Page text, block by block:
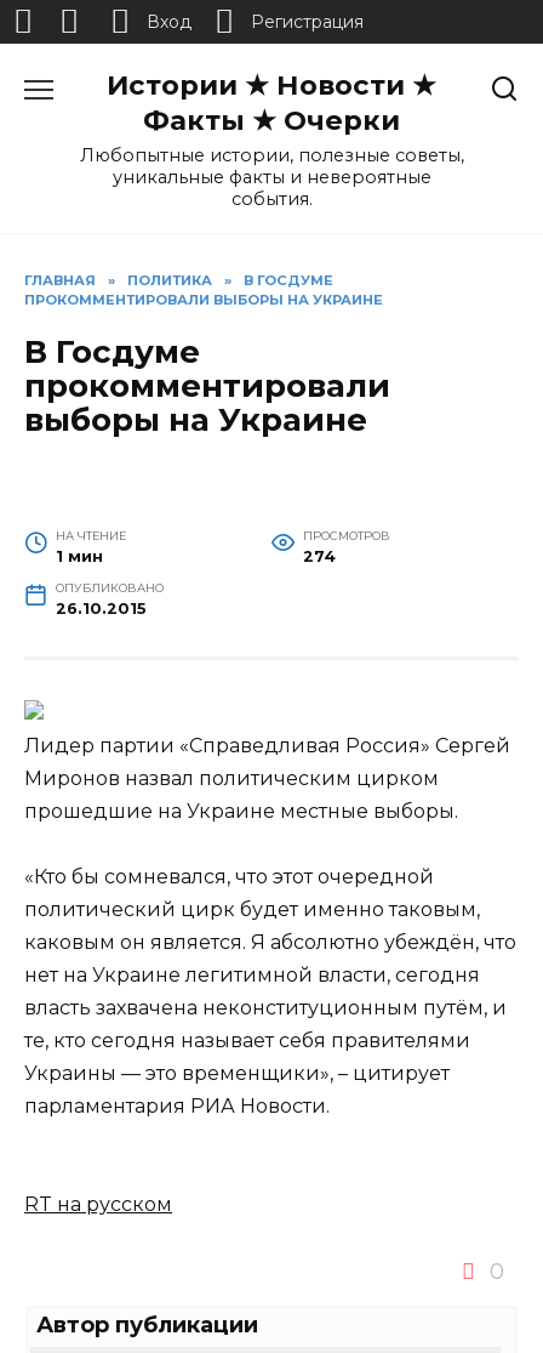
Истории ★ Новости ★
Факты ★ Очерки
Любопытные истории, полезные советы,
уникальные факты и невероятные
события.
ГЛАВНАЯ » ПОЛИТИКА »
В ГОСДУМЕ
ПРОКОММЕНТИРОВАЛИ ВЫБОРЫ НА УКРАИНЕ
В Госдуме
прокомментировали
выборы на Украине
НА ЧТЕНИЕ
1 мин
ПРОСМОТРОВ
274
ОПУБЛИКОВАНО
26.10.2015
Лидер партии «Справедливая Россия» Сергей
Миронов назвал политическим цирком
прошедшие на Украине местные выборы.
«Кто бы сомневался, что этот очередной
политический цирк будет именно таковым,
каковым он является. Я абсолютно убеждён, что
нет на Украине легитимной власти, сегодня
власть захвачена неконституционным путём, и
те, кто сегодня называет себя правителями
Украины — это временщики», – цитирует
парламентария РИА Новости.
RT на русском
0
Автор публикации
Вход Регистрация